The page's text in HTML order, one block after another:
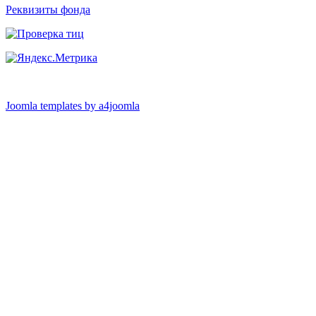
Реквизиты фонда
Joomla templates by a4joomla